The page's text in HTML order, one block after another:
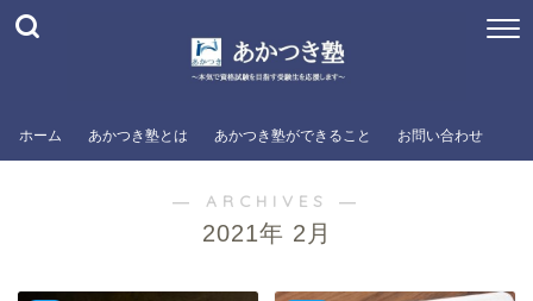
ホーム あかつき塾とは あかつき塾ができること お問い合わせ
― ARCHIVES ―
2021年 2月